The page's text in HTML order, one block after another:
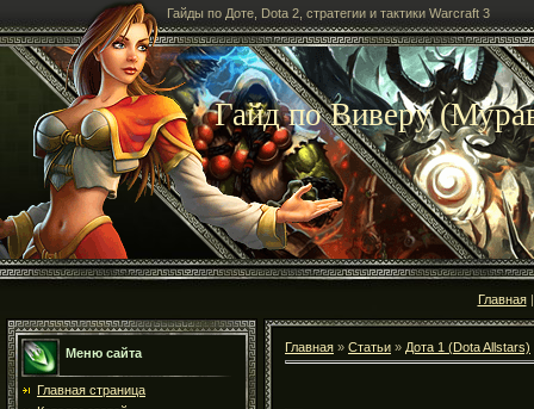
Гайды по Доте, Dota 2, стратегии и тактики Warcraft 3
Гайд по Виверу
Главная
Меню сайта
Главная страница
Главная » Статьи » Дота 1 (Dota Allstars)